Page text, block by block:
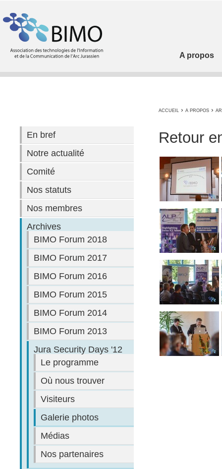
A propos
ACCUEIL › A PROPOS ›
En bref
Notre actualité
Comité
Nos statuts
Nos membres
Archives
BIMO Forum 2018
BIMO Forum 2017
BIMO Forum 2016
BIMO Forum 2015
BIMO Forum 2014
BIMO Forum 2013
Jura Security Days '12
Le programme
Où nous trouver
Visiteurs
Galerie photos
Médias
Nos partenaires
Retour